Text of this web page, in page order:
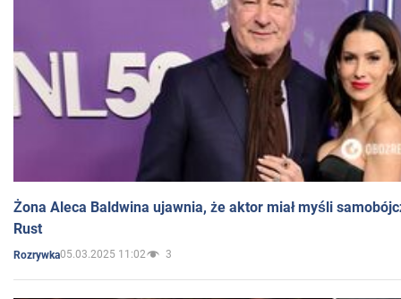
Żona Aleca Baldwina ujawnia, że aktor miał myśli
Rust
Rozrywka05.03.2025 11:02 3